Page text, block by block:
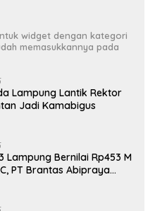
widget dengan kategori
memasukkannya pada
Lampung Lantik Rektor
Jadi Kamabigus
Lampung Bernilai Rp453 M